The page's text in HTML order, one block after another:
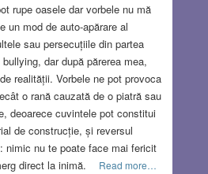
rupe oasele dar vorbele nu mă
un mod de auto-apărare al
sau persecuțiile din partea
dar după părerea mea,
realității. Vorbele ne pot provoca
o rană cauzată de o piatră sau
deoarece cuvintele pot constitui
de construcție, și reversul
nimic nu te poate face mai fericit
direct la inimă.
Read more…